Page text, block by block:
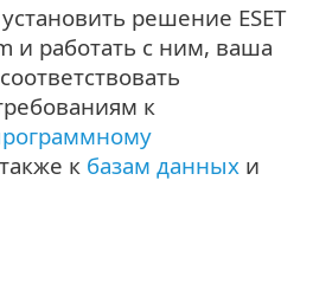
решение ESET
и работать с ним, ваша
к
к базам данных и